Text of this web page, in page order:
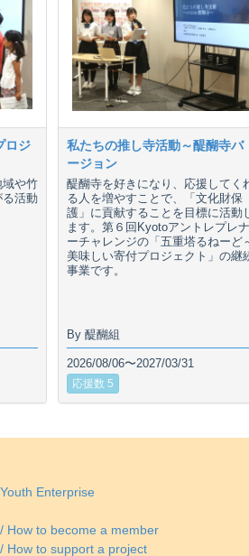
ロジ
域や竹
活動
私たちの推し寺活動～醍醐寺バ
ージョン
醍醐寺を好きになり、応援してく
る人を増やすことで、「文化財保
護」に貢献することを目標に活動
ます。第６回Kyotoアントレプレナ
ーチャレンジの「五重塔るねーど
美味しい寄付プロジェクト」の継
事業です。
By 醍醐組
2026/08/06〜2027/03/31
応援数 5
Enterprise
How to become a member
How to support a project